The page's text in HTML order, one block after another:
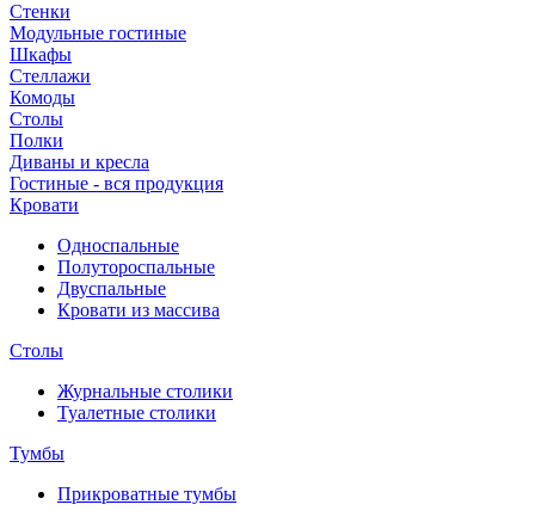
Стенки
Модульные гостиные
Шкафы
Стеллажи
Комоды
Столы
Полки
Диваны и кресла
Гостиные - вся продукция
Кровати
Односпальные
Полутороспальные
Двуспальные
Кровати из массива
Столы
Журнальные столики
Туалетные столики
Тумбы
Прикроватные тумбы